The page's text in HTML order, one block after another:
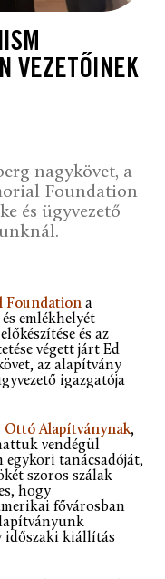
VEZETŐINEK
nagykövet, a
Foundation
és ügyvezető
Foundation a
emlékhelyét
és az
végett járt Ed
az alapítvány
igazgatója
Ottó Alapítványnak,
vendégül
egykori tanácsadóját,
szoros szálak
hogy
fővárosban
időszaki kiállítás